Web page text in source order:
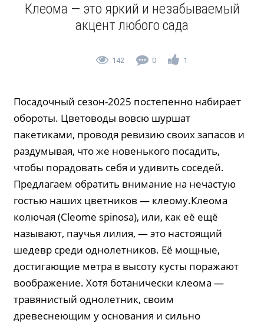
Клеома — это яркий и незабываемый
акцент любого сада
142 0 1
Посадочный сезон-2025 постепенно набирает
обороты. Цветоводы вовсю шуршат
пакетиками, проводя ревизию своих запасов и
раздумывая, что же новенького посадить,
чтобы порадовать себя и удивить соседей.
Предлагаем обратить внимание на нечастую
гостью наших цветников — клеому.Клеома
колючая (Cleome spinosa), или, как её ещё
называют, паучья лилия, — это настоящий
шедевр среди однолетников. Её мощные,
достигающие метра в высоту кусты поражают
воображение. Хотя ботанически клеома —
травянистый однолетник, своим
древеснеющим у основания и сильно